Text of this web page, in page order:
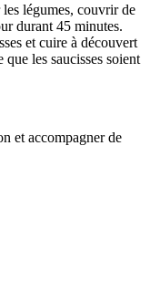
les légumes, couvrir de
durant 45 minutes.
et cuire à découvert
les saucisses soient
et accompagner de